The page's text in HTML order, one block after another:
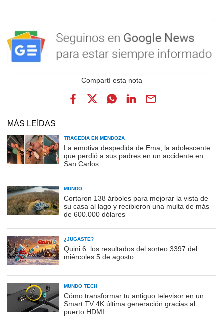
MÁS LEÍDAS
TRAGEDIA EN MENDOZA
La emotiva despedida de Ema, la adolescente
que perdió a sus padres en un accidente en
San Carlos
MUNDO
Cortaron 138 árboles para mejorar la vista de
su casa al lago y recibieron una multa de más
de 600.000 dólares
¿JUGASTE?
Quini 6: los resultados del sorteo 3397 del
miércoles 5 de agosto
MUNDO TECH
Cómo transformar tu antiguo televisor en un
Smart TV 4K última generación gracias al
puerto HDMI